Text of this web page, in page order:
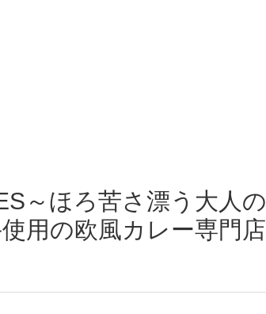
～ほろ苦さ漂う大人の
用の欧風カレー専門店